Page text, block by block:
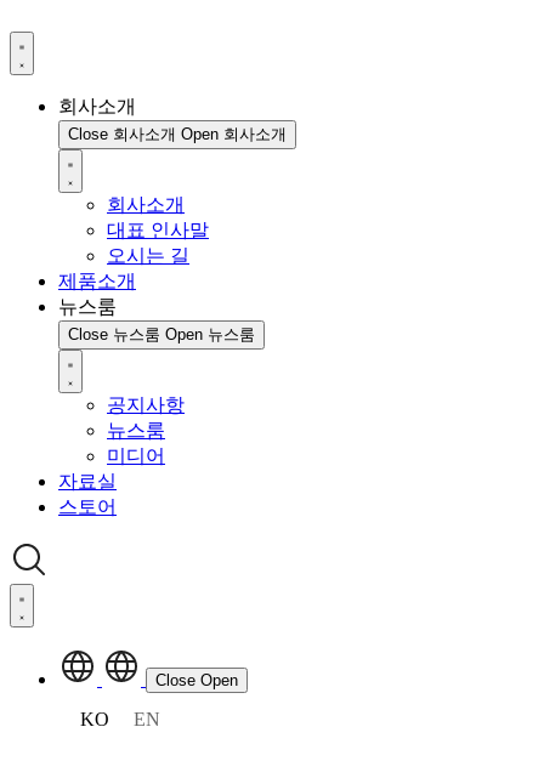
회사소개
Close 회사소개 Open 회사소개
회사소개
대표 인사말
오시는 길
제품소개
뉴스룸
Close 뉴스룸 Open 뉴스룸
공지사항
뉴스룸
미디어
자료실
스토어
Close Open
KO EN